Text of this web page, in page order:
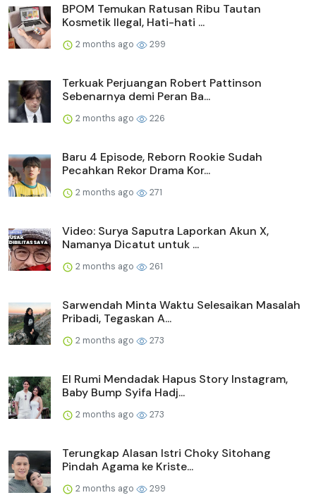
BPOM Temukan Ratusan Ribu Tautan
Kosmetik Ilegal, Hati-hati ...
2 months ago 299
Terkuak Perjuangan Robert Pattinson
Sebenarnya demi Peran Ba...
2 months ago 226
Baru 4 Episode, Reborn Rookie Sudah
Pecahkan Rekor Drama Kor...
2 months ago 271
Video: Surya Saputra Laporkan Akun X,
Namanya Dicatut untuk ...
2 months ago 261
Sarwendah Minta Waktu Selesaikan Masalah
Pribadi, Tegaskan A...
2 months ago 273
El Rumi Mendadak Hapus Story Instagram,
Baby Bump Syifa Hadj...
2 months ago 273
Terungkap Alasan Istri Choky Sitohang
Pindah Agama ke Kriste...
2 months ago 299